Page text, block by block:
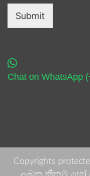
Submit
Chat on WhatsApp
Copyrights